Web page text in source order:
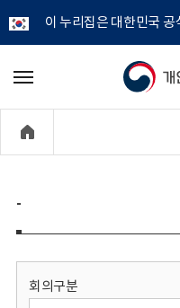
이 누리집은 대한민국
개
정
보
메
기
-
회의구분